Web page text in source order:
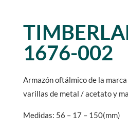
1676-002
Armazón oftálmico de la
varillas de metal / acetato y
Medidas: 56 – 17 – 150(mm)